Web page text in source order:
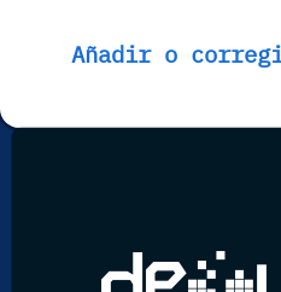
Añadir o